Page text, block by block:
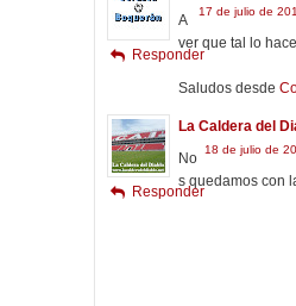
17 de julio de
A
ver que tal lo
Saludos desde
Responder
La Caldera del
18 de julio de
No
s quedamos con
Responder